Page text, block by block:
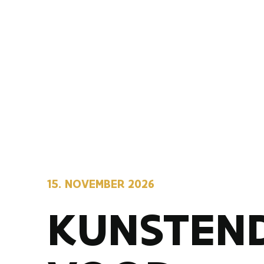
15. NOVEMBER 2026